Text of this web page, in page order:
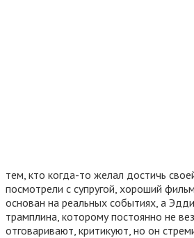
тем, кто когда-то желал достичь
посмотрели с супругой, хороший
основан на реальных событиях, а
трамплина, которому постоянно не
отговаривают, критикуют, но он